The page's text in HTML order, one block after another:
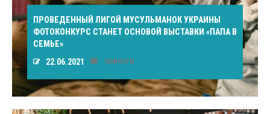
ПРОВЕДЕННЫЙ ЛИГОЙ МУСУЛЬМАНОК УКРАИНЫ
ФОТОКОНКУРС СТАНЕТ ОСНОВОЙ ВЫСТАВКИ «ПАПА В
СЕМЬЕ»
22.06.2021
НОВОСТИ